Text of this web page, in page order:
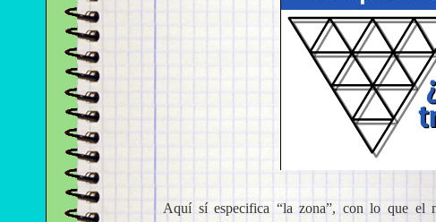
Aquí sí especifica “la zona”, con lo que el